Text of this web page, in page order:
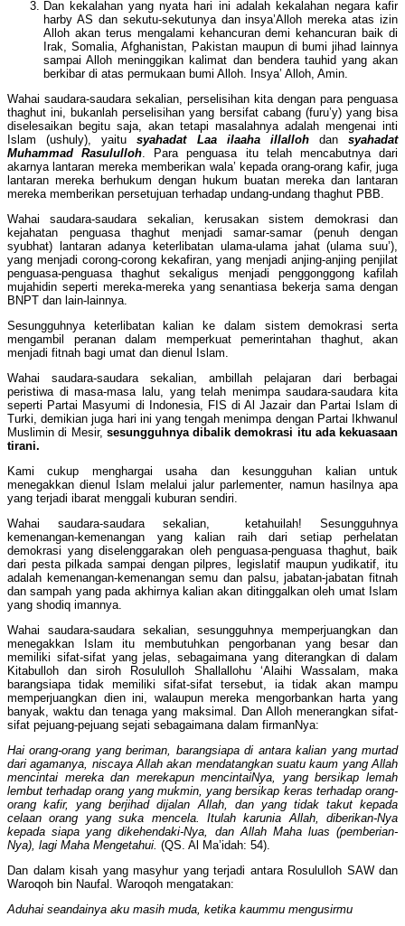
Dan kekalahan yang nyata hari ini adalah kekalahan negara kafir
harby AS dan sekutu-sekutunya dan insya’Alloh mereka atas izin
Alloh akan terus mengalami kehancuran demi kehancuran baik di
Irak, Somalia, Afghanistan, Pakistan maupun di bumi jihad lainnya
sampai Alloh meninggikan kalimat dan bendera tauhid yang akan
berkibar di atas permukaan bumi Alloh. Insya’ Alloh, Amin.
Wahai saudara-saudara sekalian, perselisihan kita dengan para penguasa
thaghut ini, bukanlah perselisihan yang bersifat cabang (furu’y) yang bisa
diselesaikan begitu saja, akan tetapi masalahnya adalah mengenai inti
Islam (ushuly), yaitusyahadat Laa ilaaha illallohdan syahadat
Muhammad Rasululloh. Para penguasa itu telah mencabutnya dari
akarnya lantaran mereka memberikan wala’ kepada orang-orang kafir, juga
lantaran mereka berhukum dengan hukum buatan mereka dan lantaran
mereka memberikan persetujuan terhadap undang-undang thaghut PBB.
Wahai saudara-saudara sekalian, kerusakan sistem demokrasi dan
kejahatan penguasa thaghut menjadi samar-samar (penuh dengan
syubhat) lantaran adanya keterlibatan ulama-ulama jahat (ulama suu’),
yang menjadi corong-corong kekafiran, yang menjadi anjing-anjing penjilat
penguasa-penguasa thaghut sekaligus menjadi penggonggong kafilah
mujahidin seperti mereka-mereka yang senantiasa bekerja sama dengan
BNPT dan lain-lainnya.
Sesungguhnya keterlibatan kalian ke dalam sistem demokrasi serta
mengambil peranan dalam memperkuat pemerintahan thaghut, akan
menjadi fitnah bagi umat dan dienul Islam.
Wahai saudara-saudara sekalian, ambillah pelajaran dari berbagai
peristiwa di masa-masa lalu, yang telah menimpa saudara-saudara kita
seperti Partai Masyumi di Indonesia, FIS di Al Jazair dan Partai Islam di
Turki, demikian juga hari ini yang tengah menimpa dengan Partai Ikhwanul
Muslimin di Mesir, sesungguhnya dibalik demokrasi itu ada kekuasaan
tirani.
Kami cukup menghargai usaha dan kesungguhan kalian untuk
menegakkan dienul Islam melalui jalur parlementer, namun hasilnya apa
yang terjadi ibarat menggali kuburan sendiri.
Wahai saudara-saudara sekalian, ketahuilah! Sesungguhnya
kemenangan-kemenangan yang kalian raih dari setiap perhelatan
demokrasi yang diselenggarakan oleh penguasa-penguasa thaghut, baik
dari pesta pilkada sampai dengan pilpres, legislatif maupun yudikatif, itu
adalah kemenangan-kemenangan semu dan palsu, jabatan-jabatan fitnah
dan sampah yang pada akhirnya kalian akan ditinggalkan oleh umat Islam
yang shodiq imannya.
Wahai saudara-saudara sekalian, sesungguhnya memperjuangkan dan
menegakkan Islam itu membutuhkan pengorbanan yang besar dan
memiliki sifat-sifat yang jelas, sebagaimana yang diterangkan di dalam
Kitabulloh dan siroh Rosululloh Shallallohu ‘Alaihi Wassalam, maka
barangsiapa tidak memiliki sifat-sifat tersebut, ia tidak akan mampu
memperjuangkan dien ini, walaupun mereka mengorbankan harta yang
banyak, waktu dan tenaga yang maksimal. Dan Alloh menerangkan sifat-
sifat pejuang-pejuang sejati sebagaimana dalam firmanNya:
Hai orang-orang yang beriman, barangsiapa di antara kalian yang murtad
dari agamanya, niscaya Allah akan mendatangkan suatu kaum yang Allah
mencintai mereka dan merekapun mencintaiNya, yang bersikap lemah
lembut terhadap orang yang mukmin, yang bersikap keras terhadap orang-
orang kafir, yang berjihad dijalan Allah, dan yang tidak takut kepada
celaan orang yang suka mencela. Itulah karunia Allah, diberikan-Nya
kepada siapa yang dikehendaki-Nya, dan Allah Maha luas (pemberian-
Nya), lagi Maha Mengetahui. (QS. Al Ma’idah: 54).
Dan dalam kisah yang masyhur yang terjadi antara Rosululloh SAW dan
Waroqoh bin Naufal. Waroqoh mengatakan:
Aduhai seandainya aku masih muda, ketika kaummu mengusirmu